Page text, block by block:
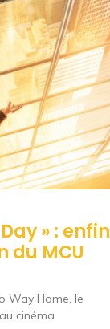
» : enfin
du MCU
Way Home, le
cinéma